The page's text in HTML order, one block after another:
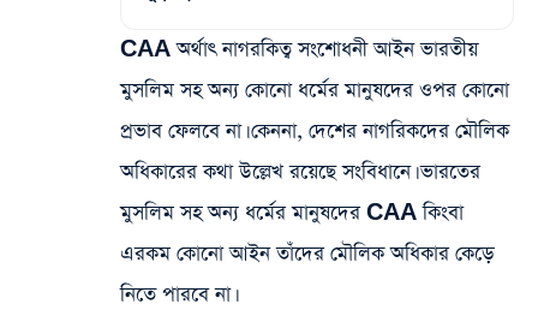
CAA অর্থাৎ নাগরকিত্ব সংশোধনী আইন ভারতীয়
মুসলিম সহ অন্য কোনো ধর্মের মানুষদের ওপর কোনো
প্রভাব ফেলবে না। কেননা, দেশের নাগরিকদের মৌলিক
অধিকারের কথা উল্লেখ রয়েছে সংবিধানে। ভারতের
মুসলিম সহ অন্য ধর্মের মানুষদের CAA কিংবা
এরকম কোনো আইন তাঁদের মৌলিক অধিকার কেড়ে
নিতে পারবে না।